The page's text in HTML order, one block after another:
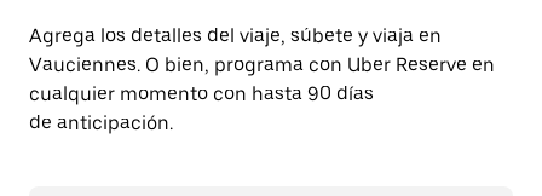
Agrega los detalles del viaje, súbete y viaja en
Vauciennes. O bien, programa con Uber Reserve en
cualquier momento con hasta 90 días
de anticipación.